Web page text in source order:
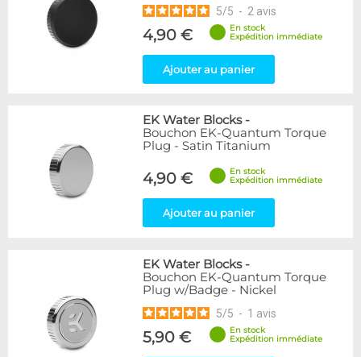
Articles en stock
Articles en promotions
5/5 - 2 avis
4,90 €
En stock
Expédition immédiate
Ajouter au panier
EK Water Blocks-
Bouchon EK-Quantum Torque
Plug - Satin Titanium
4,90 €
En stock
Expédition immédiate
Ajouter au panier
EK Water Blocks-
Bouchon EK-Quantum Torque
Plug w/Badge - Nickel
5/5 - 1 avis
5,90 €
En stock
Expédition immédiate